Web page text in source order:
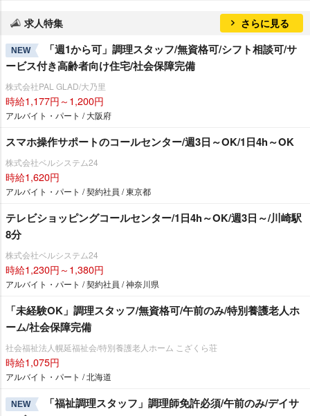
求人特集 さらに見る
NEW
「週1から可」調理スタッフ/無資格可/シフト相談可/サ
ービス付き高齢者向け住宅/社会保障完備
株式会社PAL GLAD/大乃里
時給1,177円～1,200円
アルバイト・パート / 大阪府
スマホ操作サポートのコールセンター/週3日～OK/1日4h～OK
株式会社ベルシステム24
時給1,620円
アルバイト・パート / 契約社員 / 東京都
テレビショッピングコールセンター/1日4h～OK/週3日～/川崎駅
8分
株式会社ベルシステム24
時給1,230円～1,380円
アルバイト・パート / 契約社員 / 神奈川県
「未経験OK」調理スタッフ/無資格可/午前のみ/特別養護老人ホ
ーム/社会保障完備
社会福祉法人幌延福祉会/特別養護老人ホーム こざくら荘
時給1,075円
アルバイト・パート / 北海道
NEW
「福祉調理スタッフ」調理師免許必須/午前のみ/デイサ